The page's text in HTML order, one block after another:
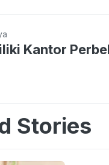
Kantor
Stories